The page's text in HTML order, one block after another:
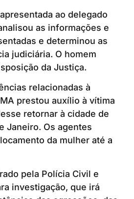
ao delegado
as informações e
e determinou as
judiciária. O homem
da Justiça.
relacionadas à
prestou auxílio à vítima
retornar à cidade de
Janeiro. Os agentes
da mulher até a
pela Polícia Civil e
investigação, que irá